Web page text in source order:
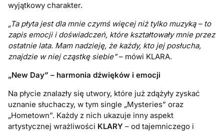
wyjątkowy charakter.
„Ta płyta jest dla mnie czymś więcej niż tylko muzyką – to
zapis emocji i doświadczeń, które kształtowały mnie przez
ostatnie lata. Mam nadzieję, że każdy, kto jej posłucha,
znajdzie w niej cząstkę siebie”– mówi KLARA.
„New Day” – harmonia dźwięków i emocji
Na płycie znalazły się utwory, które już zdążyły zyskać
uznanie słuchaczy, w tym single „Mysteries” oraz
„Hometown”. Każdy z nich ukazuje inny aspekt
artystycznej wrażliwości KLARY – od tajemniczego i